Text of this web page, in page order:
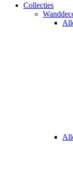
Collecties